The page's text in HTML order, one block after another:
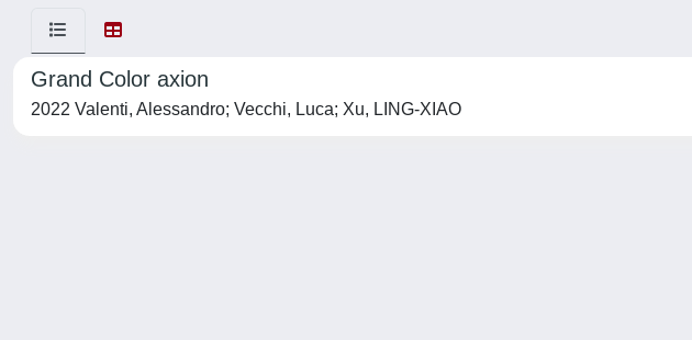
Grand Color axion
2022 Valenti, Alessandro; Vecchi, Luca; Xu, LING-XIAO